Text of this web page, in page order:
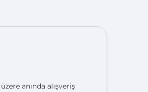
anında alışveriş